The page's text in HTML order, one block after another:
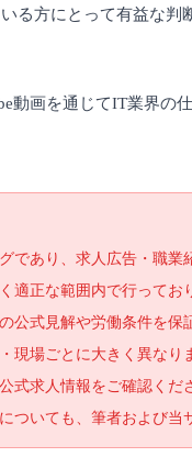
る方にとって有益な
動画を通じてIT業界の
あり、求人広告・職業
正な範囲内で行ってお
式見解や労働条件を保
現場ごとに大きく異なり
式求人情報をご確認くだ
いても、筆者および当